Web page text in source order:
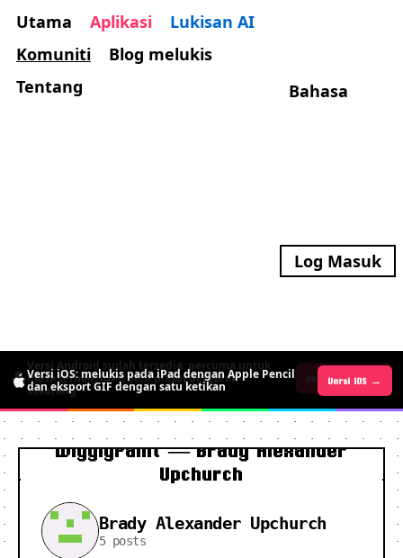
Utama Aplikasi
Lukisan AI
Komuniti
Blog melukis
Tentang
Bahasa
Log Masuk
Versi Android sudah tersedia: percuma untuk
masa terhad, lukis seni piksel bergerak
sekarang
Versi Android →
Versi iOS: melukis pada iPad dengan Apple Pencil
dan eksport GIF dengan satu ketikan
Versi iOS →
WigglyPaint — Brady Alexander
Upchurch
Brady Alexander Upchurch
5 posts